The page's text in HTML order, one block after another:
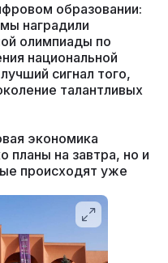
образовании:
наградили
олимпиады по
национальной
сигнал того,
талантливых
экономика
планы на завтра, но и
происходят уже